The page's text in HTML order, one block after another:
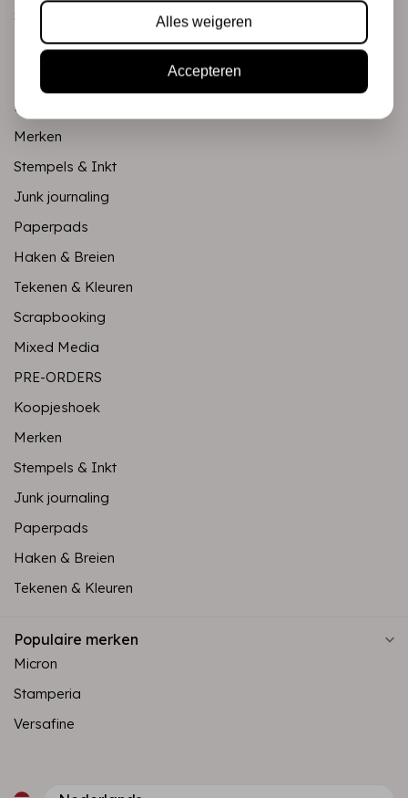
Scrapbooking
Mixed Media
Koopjeshoek
Merken
Stempels & Inkt
Junk journaling
Paperpads
Haken & Breien
Tekenen & Kleuren
Scrapbooking
Mixed Media
PRE-ORDERS
Koopjeshoek
Merken
Stempels & Inkt
Junk journaling
Paperpads
Haken & Breien
Tekenen & Kleuren
Populaire merken
Micron
Stamperia
Versafine
Alles weigeren
Accepteren